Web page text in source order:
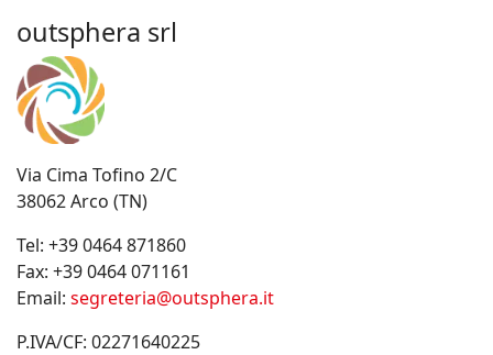
outsphera srl
Via Cima Tofino 2/C
38062 Arco (TN)
Tel: +39 0464 871860
Fax: +39 0464 071161
Email: segreteria@outsphera.it
P.IVA/CF: 02271640225